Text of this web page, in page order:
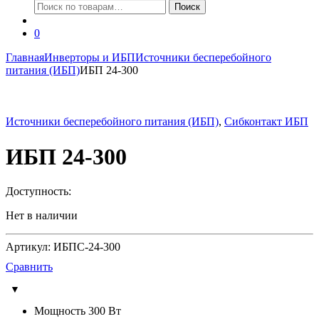
Искать:
Поиск
0
ГлавнаяИнверторы и ИБПИсточники бесперебойного
питания (ИБП)ИБП 24-300
Источники бесперебойного питания (ИБП), Сибконтакт ИБП
ИБП 24-300
Доступность:
Нет в наличии
Артикул: ИБПС-24-300
Сравнить
Мощность 300 Вт